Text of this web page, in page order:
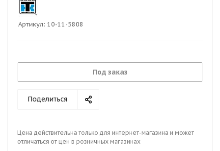
Артикул: 10-11-5808
Под заказ
Поделиться
Цена действительна только для интернет-магазина и может
отличаться от цен в розничных магазинах